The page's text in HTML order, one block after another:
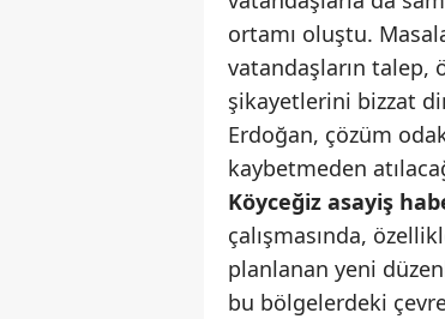
ortamı oluştu.
vatandaşların talep,
şikayetlerini bizzat
Erdoğan, çözüm
kaybetmeden
Köyceğiz asayiş
çalışmasında,
planlanan yeni
bu bölgelerdeki